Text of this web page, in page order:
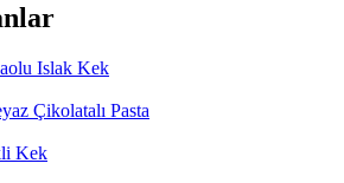
Islak Kek
Çikolatalı Pasta
Kek